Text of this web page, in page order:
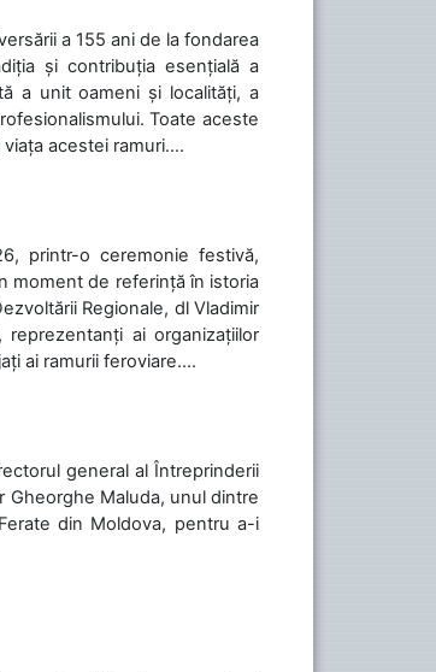
a 155 ani de la fondarea
și contribuția esențială a
a unit oameni și localități, a
Toate aceste
acestei ramuri....
printr-o ceremonie festivă,
moment de referință în istoria
Regionale, dl Vladimir
reprezentanți ai organizațiilor
ai ramurii feroviare....
general al Întreprinderii
Gheorghe Maluda, unul dintre
din Moldova, pentru a-i